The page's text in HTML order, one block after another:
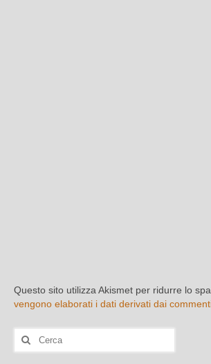
Questo sito utilizza Akismet per ridurre lo
vengono elaborati i dati derivati dai
Cerca: